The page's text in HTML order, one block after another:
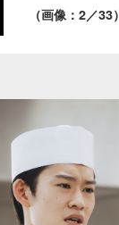
（画像：2／33）